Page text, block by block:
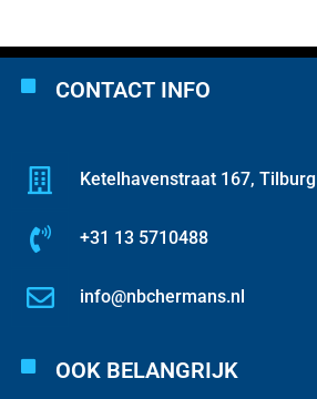
CONTACT INFO
Ketelhavenstraat 167, Tilburg
+31 13 5710488
info@nbchermans.nl
OOK BELANGRIJK